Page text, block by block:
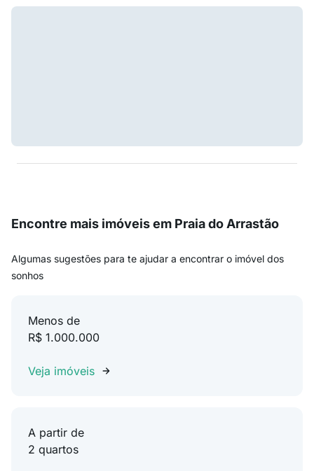
Encontre mais imóveis em Praia do Arrastão
Algumas sugestões para te ajudar a encontrar o imóvel dos
sonhos
Menos de
R$ 1.000.000
Veja imóveis
A partir de
2 quartos